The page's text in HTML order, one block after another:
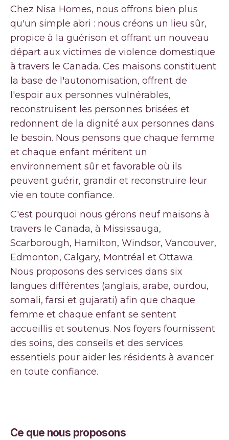
Chez Nisa Homes, nous offrons bien plus
qu'un simple abri : nous créons un lieu sûr,
propice à la guérison et offrant un nouveau
départ aux victimes de violence domestique
à travers le Canada. Ces maisons constituent
la base de l'autonomisation, offrent de
l'espoir aux personnes vulnérables,
reconstruisent les personnes brisées et
redonnent de la dignité aux personnes dans
le besoin. Nous pensons que chaque femme
et chaque enfant méritent un
environnement sûr et favorable où ils
peuvent guérir, grandir et reconstruire leur
vie en toute confiance.
C'est pourquoi nous gérons neuf maisons à
travers le Canada, à Mississauga,
Scarborough, Hamilton, Windsor, Vancouver,
Edmonton, Calgary, Montréal et Ottawa.
Nous proposons des services dans six
langues différentes (anglais, arabe, ourdou,
somali, farsi et gujarati) afin que chaque
femme et chaque enfant se sentent
accueillis et soutenus. Nos foyers fournissent
des soins, des conseils et des services
essentiels pour aider les résidents à avancer
en toute confiance.
Ce que nous proposons